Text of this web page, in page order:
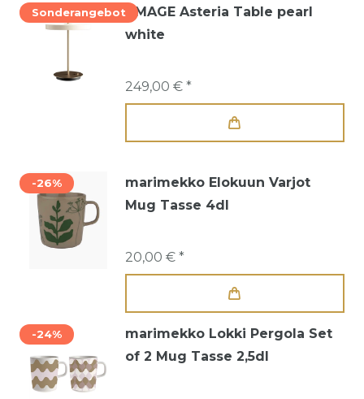
SonderangebotUMAGE Asteria Table pearl
white
249,00 € *
-26%
marimekko Elokuun Varjot
Mug Tasse 4dl
20,00 € *
-24%
marimekko Lokki Pergola Set
of 2 Mug Tasse 2,5dl